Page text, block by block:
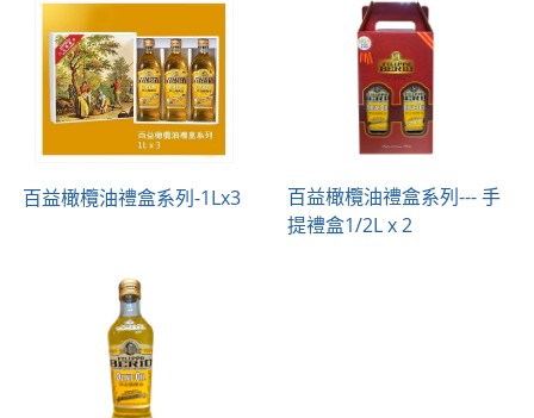
百益橄欖油禮盒系列-1Lx3
百益橄欖油禮盒系列--- 手
提禮盒1/2L x 2